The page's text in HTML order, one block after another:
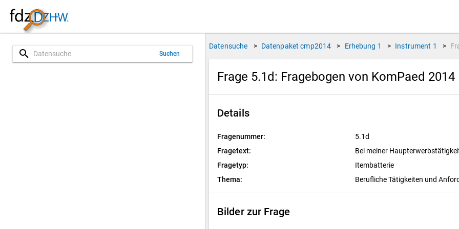
search Suchen
Datensuche > Datenpaket cmp2014 > Erhebung 1 > Instrument 1 >
Frage 5.1d: Fragebogen von KomPaed 2014
Details
Fragenummer:
5.1d
Fragetext:
Bei meiner
Fragetyp:
Itembatterie
Thema:
Berufliche Tätigkeiten und
Bilder zur Frage